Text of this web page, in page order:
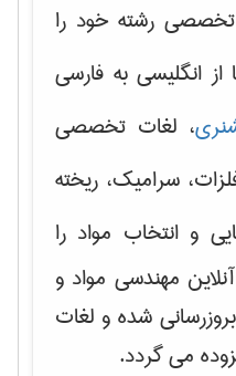
رشته خود را
انگلیسی به فارسی
، لغات تخصصی
سرامیک، ریخته
و انتخاب مواد را
مهندسی مواد و
شده و لغات
می گردد.